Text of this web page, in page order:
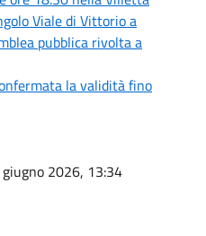
Viale di Vittorio a
pubblica rivolta a
la validità fino
giugno 2026, 13:34